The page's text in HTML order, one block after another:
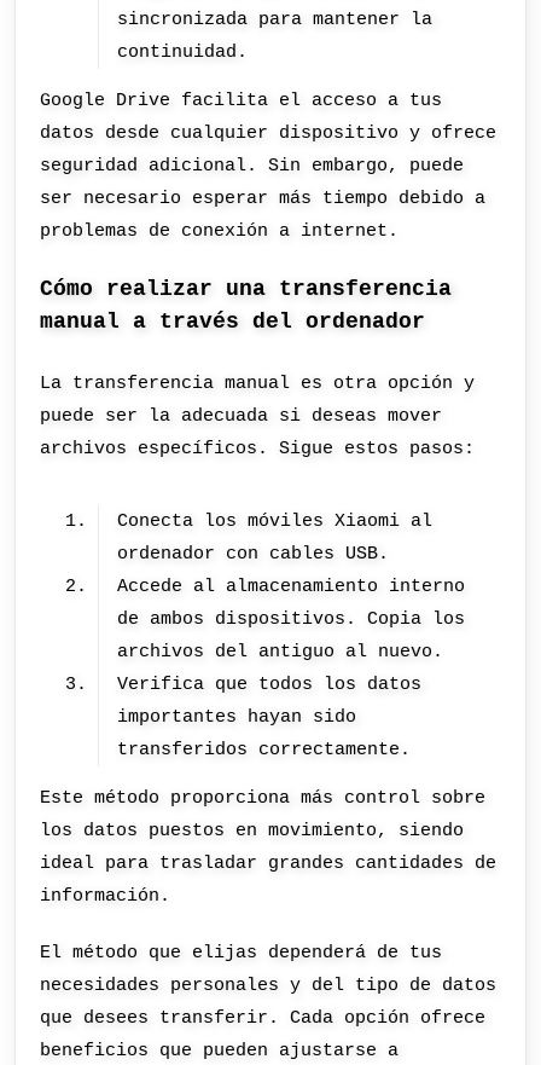
sincronizada para mantener la
continuidad.
Google Drive facilita el acceso a tus
datos desde cualquier dispositivo y ofrece
seguridad adicional. Sin embargo, puede
ser necesario esperar más tiempo debido a
problemas de conexión a internet.
Cómo realizar una transferencia
manual a través del ordenador
La transferencia manual es otra opción y
puede ser la adecuada si deseas mover
archivos específicos. Sigue estos pasos:
Conecta los móviles Xiaomi al
ordenador con cables USB.
Accede al almacenamiento interno
de ambos dispositivos. Copia los
archivos del antiguo al nuevo.
Verifica que todos los datos
importantes hayan sido
transferidos correctamente.
Este método proporciona más control sobre
los datos puestos en movimiento, siendo
ideal para trasladar grandes cantidades de
información.
El método que elijas dependerá de tus
necesidades personales y del tipo de datos
que desees transferir. Cada opción ofrece
beneficios que pueden ajustarse a